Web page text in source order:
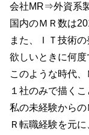
会社MR⇒外資系
国内のＭＲ数は
また、ＩＴ技術
欲しいときに何度
このような時代
１社のみで描く
私の未経験から
Ｒ転職経験を元